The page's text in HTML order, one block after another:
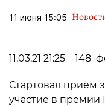
11 июня 15:05
11.03.21 21:25 148
Стартовал прием
участие в премии